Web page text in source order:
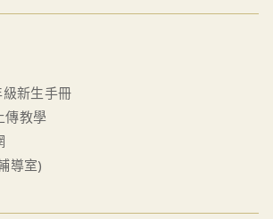
新生手冊
傳教學
導室)